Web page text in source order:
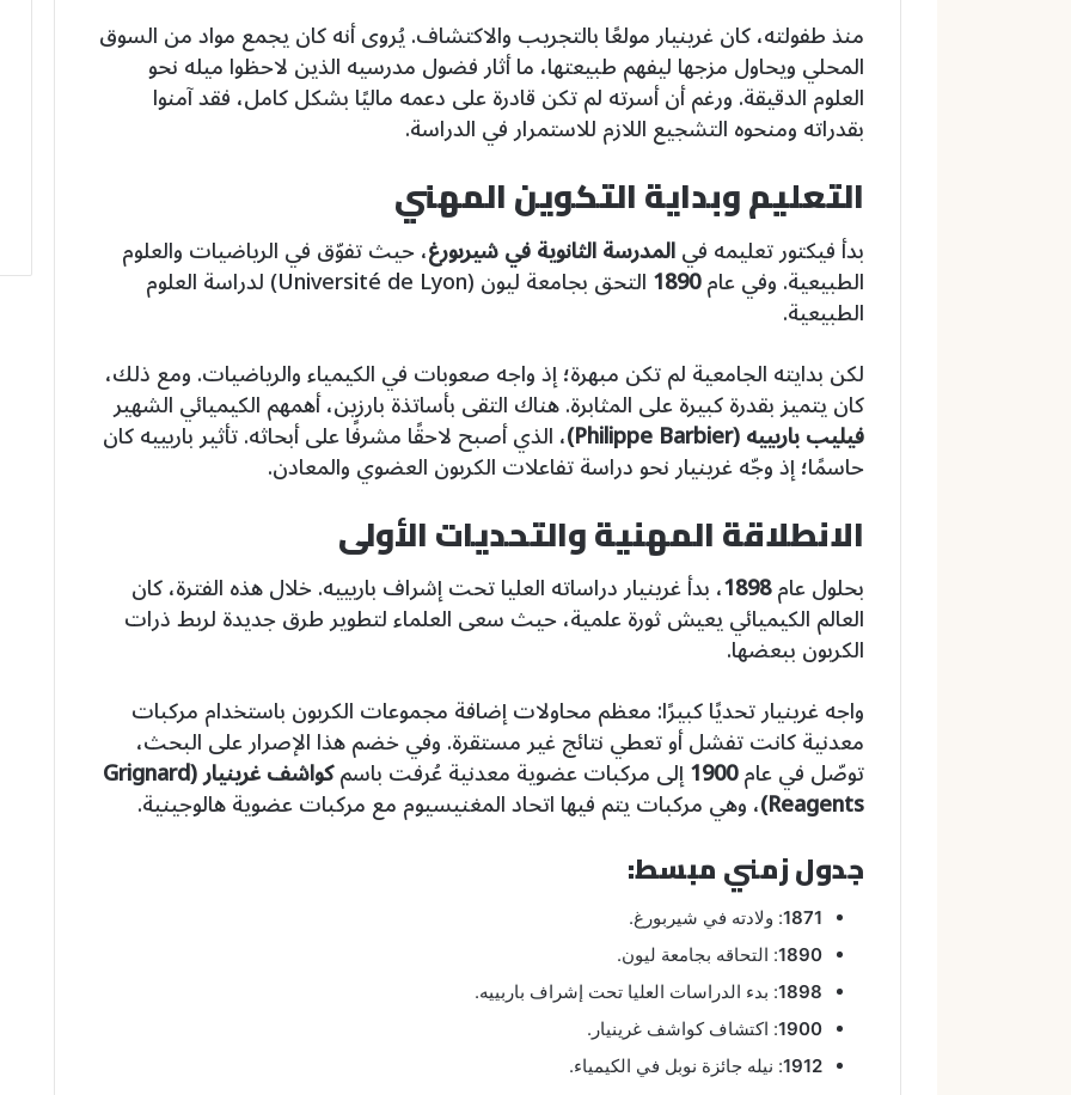
منذ طفولته، كان غرينيار مولعًا بالتجريب والاكتشاف. يُروى أنه كان يجمع مواد من السوق
المحلي ويحاول مزجها ليفهم طبيعتها، ما أثار فضول مدرسيه الذين لاحظوا ميله نحو
العلوم الدقيقة. ورغم أن أسرته لم تكن قادرة على دعمه ماليًا بشكل كامل، فقد آمنوا
بقدراته ومنحوه التشجيع اللازم للاستمرار في الدراسة.
التعليم وبداية التكوين المهني
بدأ فيكتور تعليمه فيالمدرسة الثانوية في شيربورغ، حيث تفوّق في الرياضيات والعلوم
الطبيعية. وفي عام1890 التحق بجامعة ليون (Université de Lyon) لدراسة العلوم
الطبيعية.
لكن بدايته الجامعية لم تكن مبهرة؛ إذ واجه صعوبات في الكيمياء والرياضيات. ومع ذلك،
كان يتميز بقدرة كبيرة على المثابرة. هناك التقى بأساتذة بارزين، أهمهم الكيميائي الشهير
فيليب باربييه (Philippe Barbier) ، الذي أصبح لاحقًا مشرفًا على أبحاثه. تأثير باربييه كان
حاسمًا؛ إذ وجّه غرينيار نحو دراسة تفاعلات الكربون العضوي والمعادن.
الانطلاقة المهنية والتحديات الأولى
بحلول عام1898، بدأ غرينيار دراساته العليا تحت إشراف باربييه. خلال هذه الفترة، كان
العالم الكيميائي يعيش ثورة علمية، حيث سعى العلماء لتطوير طرق جديدة لربط ذرات
الكربون ببعضها.
واجه غرينيار تحديًا كبيرًا: معظم محاولات إضافة مجموعات الكربون باستخدام مركبات
معدنية كانت تفشل أو تعطي نتائج غير مستقرة. وفي خضم هذا الإصرار على البحث،
توصّل في عام1900إلى مركبات عضوية معدنية عُرفت باسم كواشف غرينيار (Grignard
Reagents) ، وهي مركبات يتم فيها اتحاد المغنيسيوم مع مركبات عضوية هالوجينية.
جدول زمني مبسط:
1871: ولادته في شيربورغ.
1890: التحاقه بجامعة ليون.
1898: بدء الدراسات العليا تحت إشراف باربييه.
1900: اكتشاف كواشف غرينيار.
1912: نيله جائزة نوبل في الكيمياء.